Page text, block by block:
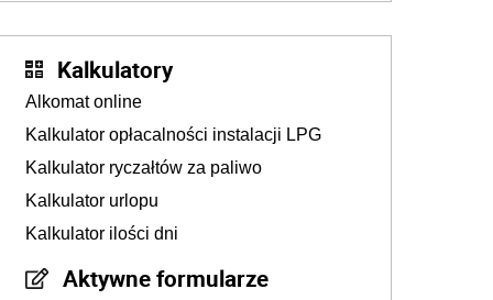
Kalkulatory
Alkomat online
Kalkulator opłacalności instalacji LPG
Kalkulator ryczałtów za paliwo
Kalkulator urlopu
Kalkulator ilości dni
Aktywne formularze